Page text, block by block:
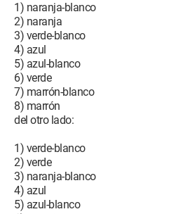
1) naranja-blanco
2) naranja
3) verde-blanco
4) azul
5) azul-blanco
6) verde
7) marrón-blanco
8) marrón
del otro lado:
1) verde-blanco
2) verde
3) naranja-blanco
4) azul
5) azul-blanco